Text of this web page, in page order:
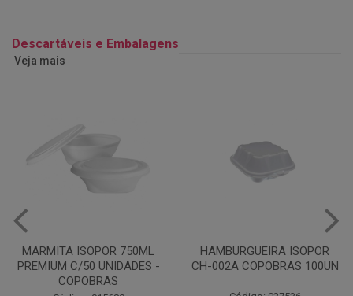
Descartáveis e Embalagens
Veja mais
HAMBURGUEIRA ISOPOR
CH-002A COPOBRAS 100UN
CAIXA PARDA PIZZA N30
OITAVADA BALUARTE C/10